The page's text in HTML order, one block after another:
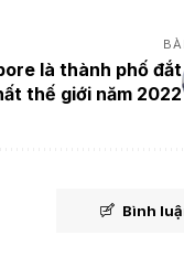
là thành phố đắt
thế giới năm 2022
Bình